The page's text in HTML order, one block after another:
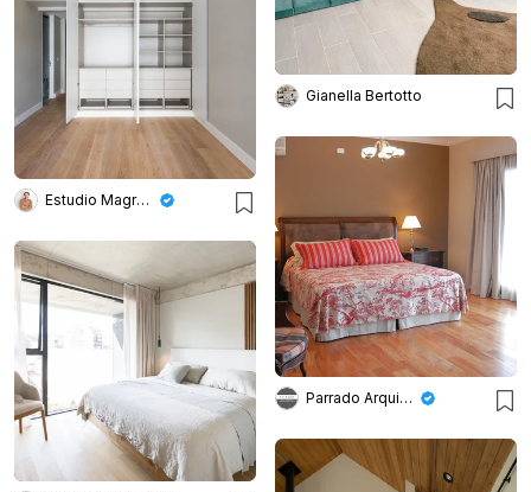
Gianella Bertotto
Estudio Magrane
Parrado Arquitectura